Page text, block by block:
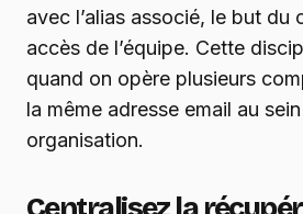
avec l’alias associé, le but du
accès de l’équipe. Cette
quand on opère plusieurs
la même adresse email au sein
organisation.